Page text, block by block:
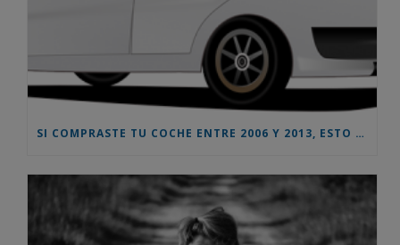
SI COMPRASTE TU COCHE ENTRE 2006 Y 2013, ESTO TE INTERESA – AHORA PUEDES RECLAMAR UNA INDEMNIZACION EN TORNO AL 10% DEL PRECIO DE COMPRA DEL VEHICULO